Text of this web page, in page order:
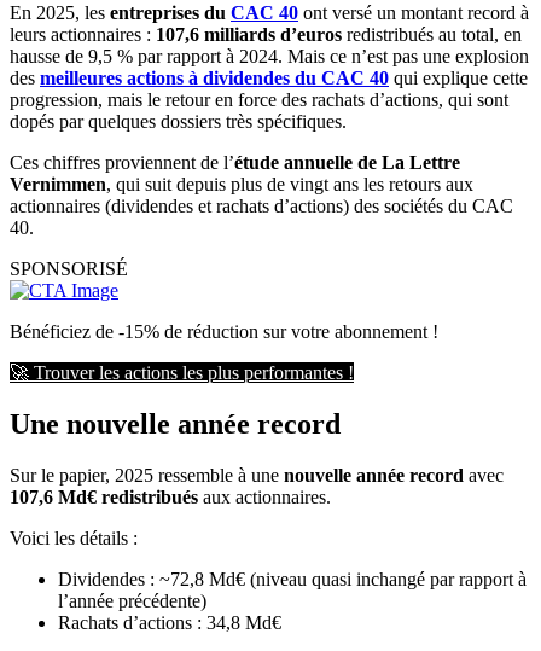
En 2025, les entreprises du CAC 40 ont versé un montant record à
leurs actionnaires : 107,6 milliards d’euros redistribués au total, en
hausse de 9,5 % par rapport à 2024. Mais ce n’est pas une explosion
des meilleures actions à dividendes du CAC 40 qui explique cette
progression, mais le retour en force des rachats d’actions, qui sont
dopés par quelques dossiers très spécifiques.
Ces chiffres proviennent de l’étude annuelle de La Lettre
Vernimmen, qui suit depuis plus de vingt ans les retours aux
actionnaires (dividendes et rachats d’actions) des sociétés du CAC
40.
SPONSORISÉ
Bénéficiez de -15% de réduction sur votre abonnement !
🚀 Trouver les actions les plus performantes !
Une nouvelle année record
Sur le papier, 2025 ressemble à une nouvelle année record avec
107,6 Md€ redistribués aux actionnaires.
Voici les détails :
Dividendes : ~72,8 Md€ (niveau quasi inchangé par rapport à
l’année précédente)
Rachats d’actions : 34,8 Md€